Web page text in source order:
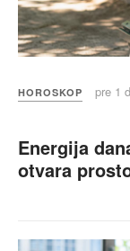
HOROSKOP pre 1
Energija
otvara